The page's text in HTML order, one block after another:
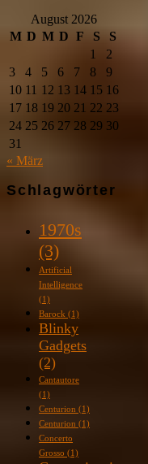
August 2026
M D M D F S
S
1
2
3
4 5 6 7 8
9
10 11 12 13 14 15 16
17 18 19 20 21 22 23
24 25 26 27 28 29 30
31
« März
Schlagwörter
1970s
(3)
Artificial
Intelligence
(1)
Barock (1)
Blinky
Gadgets
(2)
Cantautore
(1)
Centurion (1)
Centurion (1)
Concerto
Grosso (1)